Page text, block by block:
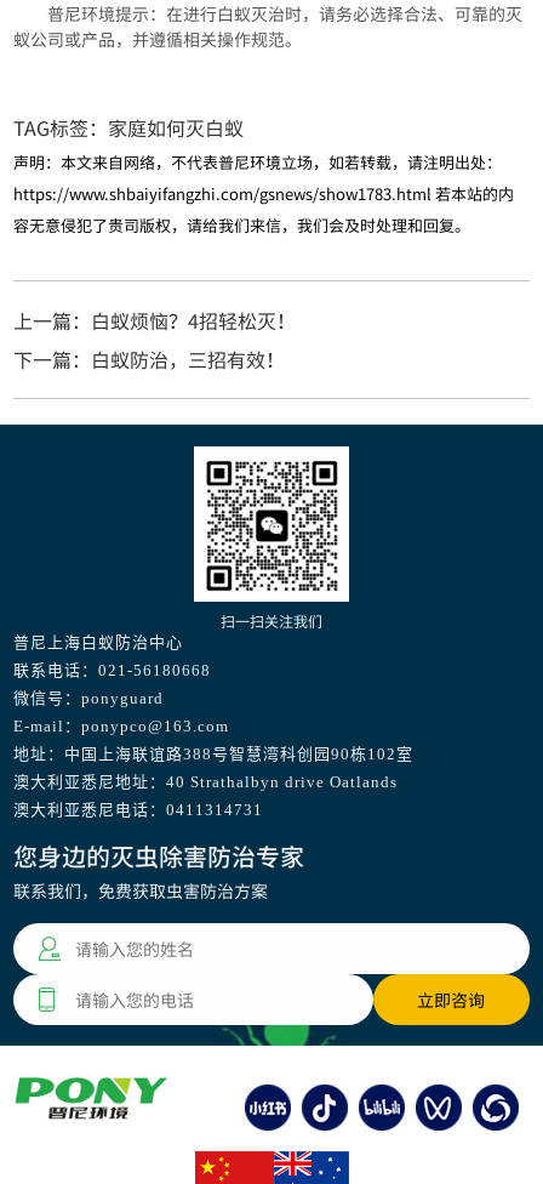
普尼环境提示：在进行白蚁灭治时，请务必选择合法、可靠的灭
蚁公司或产品，并遵循相关操作规范。
TAG标签： 家庭如何灭白蚁
声明：本文来自网络，不代表普尼环境立场，如若转载，请注明出处：
https://www.shbaiyifangzhi.com/gsnews/show1783.html 若本站的内
容无意侵犯了贵司版权，请给我们来信，我们会及时处理和回复。
上一篇：白蚁烦恼？4招轻松灭！
下一篇：白蚁防治，三招有效！
扫一扫关注我们
普尼上海白蚁防治中心
联系电话：021-56180668
微信号：ponyguard
E-mail：ponypco@163.com
地址：中国上海联谊路388号智慧湾科创园90栋102室
澳大利亚悉尼地址：40 Strathalbyn drive Oatlands
澳大利亚悉尼电话：0411314731
您身边的灭虫除害防治专家
联系我们，免费获取虫害防治方案